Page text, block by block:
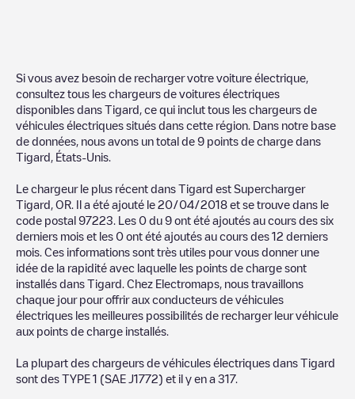
Si vous avez besoin de recharger votre voiture électrique,
consultez tous les chargeurs de voitures électriques
disponibles dans Tigard , ce qui inclut tous les chargeurs de
véhicules électriques situés dans cette région. Dans notre base
de données, nous avons un total de 9 points de charge dans
Tigard États-Unis
Le chargeur le plus récent dans Tigard est Supercharger
Tigard, OR . Il a été ajouté le 20/04/2018 et se trouve dans le
code postal 97223 . Les 0 du 9 ont été ajoutés au cours des six
derniers mois et les 0 ont été ajoutés au cours des 12 derniers
mois. Ces informations sont très utiles pour vous donner une
idée de la rapidité avec laquelle les points de charge sont
installés dans Tigard . Chez Electromaps, nous travaillons
chaque jour pour offrir aux conducteurs de véhicules
électriques les meilleures possibilités de recharger leur véhicule
aux points de charge installés.
La plupart des chargeurs de véhicules électriques dans Tigard
sont des TYPE 1 (SAE J1772) et il y en a 317.